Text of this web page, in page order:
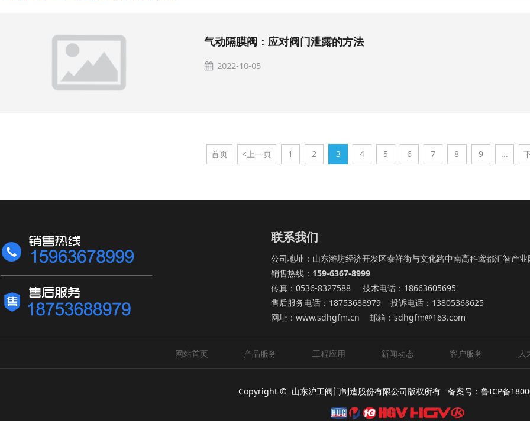
气动隔膜阀：应对阀门泄露的方法
2022-10-05
首页 <上一页 1 2 3 4 5 6 7 8 9 ...
联系我们
公司地址：山东潍坊经济开发区泰祥街与文化路中南高科鸢都汇智产业
销售热线： 159-6367-8999
传真：0536-8327588 技术电话：18663605695
售后服务电话：18753688979 投诉电话：13805368625
网址： www.sdhgfm.cn 邮箱：sdhgfm@163.com
网站首页 产品服务 工程应用 新闻动态 客户服务 人
Copyright © 山东沪工阀门制造股份有限公司版权所有 备案号：鲁ICP备